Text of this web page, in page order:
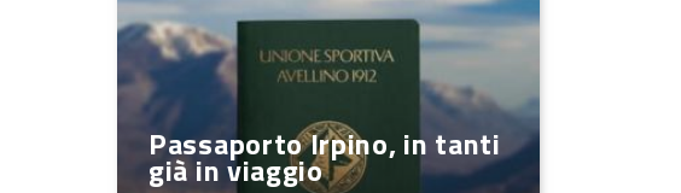
Passaporto Irpino, in tanti
già in viaggio